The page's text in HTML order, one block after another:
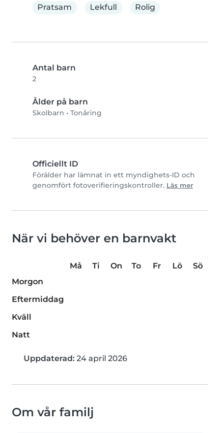
Pratsam
Lekfull Rolig
Antal barn
2
Ålder på barn
Skolbarn • Tonåring
Officiellt ID
Förälder har lämnat in ett myndighets-ID och
genomfört fotoverifieringskontroller. Läs mer
När vi behöver en barnvakt
Må Ti On To Fr Lö
Sö
Morgon
Eftermiddag
Kväll
Natt
Uppdaterad: 24 april 2026
Om vår familj